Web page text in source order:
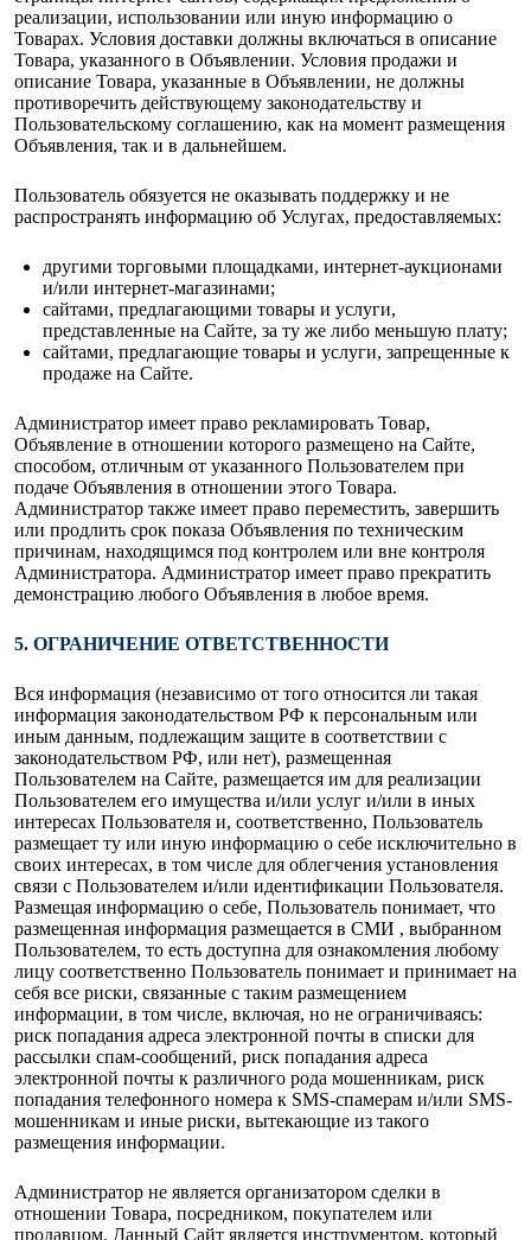
реализации, использовании или иную информацию о
Товарах. Условия доставки должны включаться в описание
Товара, указанного в Объявлении. Условия продажи и
описание Товара, указанные в Объявлении, не должны
противоречить действующему законодательству и
Пользовательскому соглашению, как на момент размещения
Объявления, так и в дальнейшем.
Пользователь обязуется не оказывать поддержку и не
распространять информацию об Услугах, предоставляемых:
другими торговыми площадками, интернет-аукционами
и/или интернет-магазинами;
сайтами, предлагающими товары и услуги,
представленные на Сайте, за ту же либо меньшую плату;
сайтами, предлагающие товары и услуги, запрещенные к
продаже на Сайте.
Администратор имеет право рекламировать Товар,
Объявление в отношении которого размещено на Сайте,
способом, отличным от указанного Пользователем при
подаче Объявления в отношении этого Товара.
Администратор также имеет право переместить, завершить
или продлить срок показа Объявления по техническим
причинам, находящимся под контролем или вне контроля
Администратора. Администратор имеет право прекратить
демонстрацию любого Объявления в любое время.
5. ОГРАНИЧЕНИЕ ОТВЕТСТВЕННОСТИ
Вся информация (независимо от того относится ли такая
информация законодательством РФ к персональным или
иным данным, подлежащим защите в соответствии с
законодательством РФ, или нет), размещенная
Пользователем на Сайте, размещается им для реализации
Пользователем его имущества и/или услуг и/или в иных
интересах Пользователя и, соответственно, Пользователь
размещает ту или иную информацию о себе исключительно в
своих интересах, в том числе для облегчения установления
связи с Пользователем и/или идентификации Пользователя.
Размещая информацию о себе, Пользователь понимает, что
размещенная информация размещается в СМИ , выбранном
Пользователем, то есть доступна для ознакомления любому
лицу соответственно Пользователь понимает и принимает на
себя все риски, связанные с таким размещением
информации, в том числе, включая, но не ограничиваясь:
риск попадания адреса электронной почты в списки для
рассылки спам-сообщений, риск попадания адреса
электронной почты к различного рода мошенникам, риск
попадания телефонного номера к SMS-спамерам и/или SMS-
мошенникам и иные риски, вытекающие из такого
размещения информации.
Администратор не является организатором сделки в
отношении Товара, посредником, покупателем или
продавцом. Данный Сайт является инструментом, который